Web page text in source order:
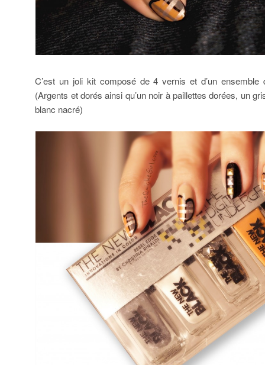
C’est un joli kit composé de 4 vernis et d’un
(Argents et dorés ainsi qu’un noir à paillettes dorées, un
blanc nacré)